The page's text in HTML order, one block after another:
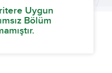
Uygun
Bölüm